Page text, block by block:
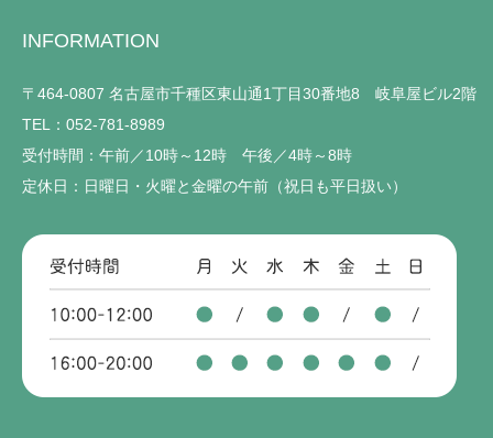
INFORMATION
〒464-0807 名古屋市千種区東山通1丁目30番地8 岐阜屋ビル2階
TEL：052-781-8989
受付時間：午前／10時～12時 午後／4時～8時
定休日：日曜日・火曜と金曜の午前（祝日も平日扱い）